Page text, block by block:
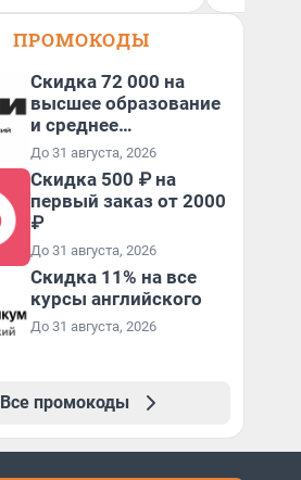
ПРОМОКОДЫ
Скидка 72 000 на
высшее образование
и среднее
специальное
образование в
первый год обучения
До 31 августа, 2026
Скидка 500 ₽ на
первый заказ от 2000
₽
До 31 августа, 2026
Скидка 11% на все
курсы английского
До 31 августа, 2026
Все промокоды